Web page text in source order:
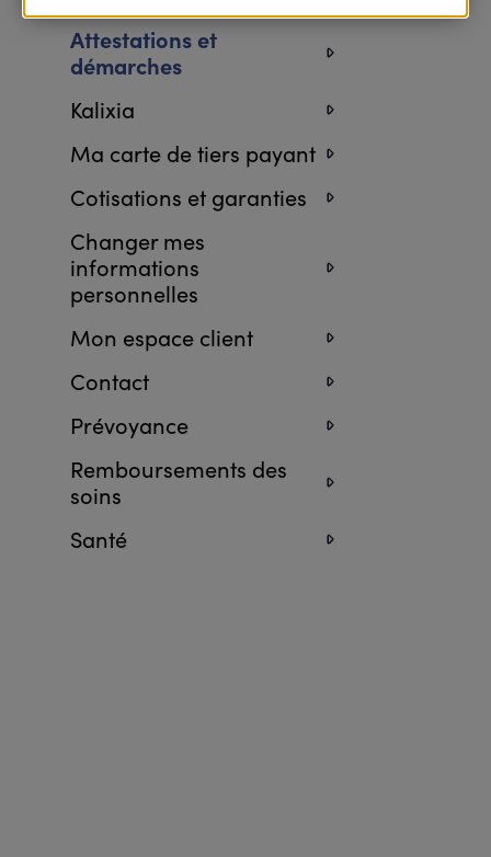
Attestations et
démarches
Kalixia
Ma carte de tiers payant
Cotisations et garanties
Changer mes
informations
personnelles
Mon espace client
Contact
Prévoyance
Remboursements des
soins
Santé